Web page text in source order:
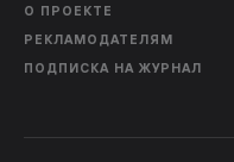
О ПРОЕКТЕ
РЕКЛАМОДАТЕЛЯМ
ПОДПИСКА НА ЖУРНАЛ